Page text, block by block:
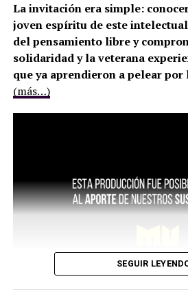
La invitación era simple:
joven espíritu de este
del pensamiento libre y
solidaridad y la veterana
que ya aprendieron a pelear por
(más…)
SEGUIR